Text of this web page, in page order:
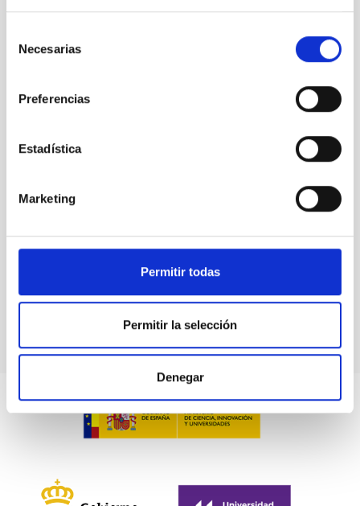
Necesarias
Preferencias
Estadística
Marketing
Permitir todas
Permitir la selección
Denegar
Bolide
Geminids
Impact the